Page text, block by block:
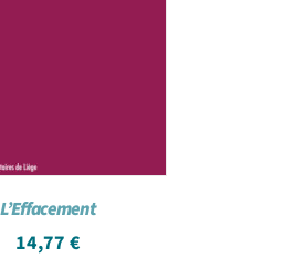
L’Effacement
14,77 €